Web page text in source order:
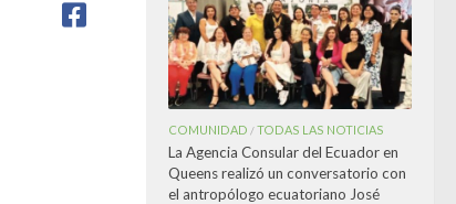
COMUNIDAD /TODAS LAS NOTICIAS
La Agencia Consular del Ecuador en
Queens realizó un conversatorio con
el antropólogo ecuatoriano José